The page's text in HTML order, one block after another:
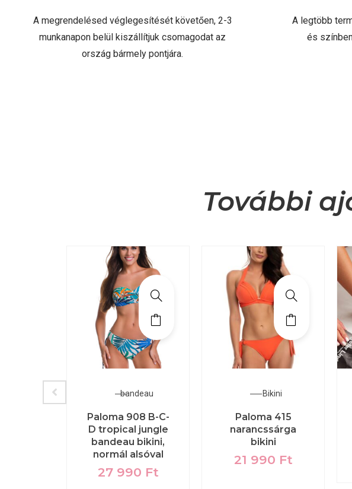
A megrendelésed véglegesítését követően, 2-3
munkanapon belül kiszállítjuk csomagodat az
ország bármely pontjára.
A legtöbb
és
További
bandeau
Paloma 908 B-C-
D tropical jungle
bandeau bikini,
normál alsóval
27 990 Ft
Bikini
Paloma 415
narancssárga
bikini
21 990 Ft